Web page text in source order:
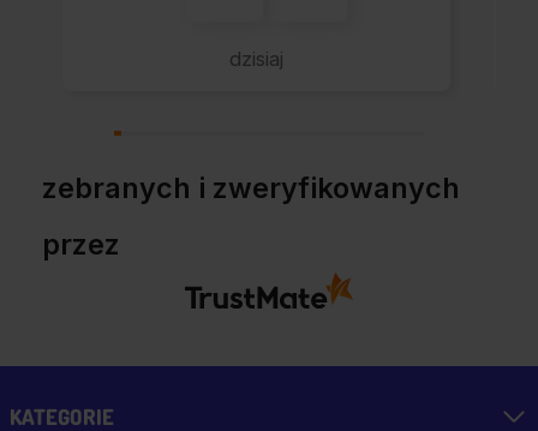
dzisiaj
zebranych i zweryfikowanych
przez
KATEGORIE